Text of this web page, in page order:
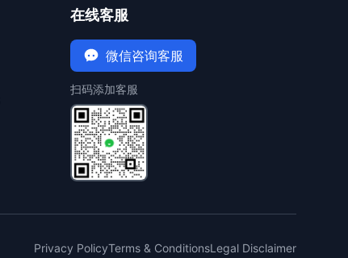
在线客服
微信咨询客服
扫码添加客服
Privacy PolicyTerms & ConditionsLegal Disclaimer